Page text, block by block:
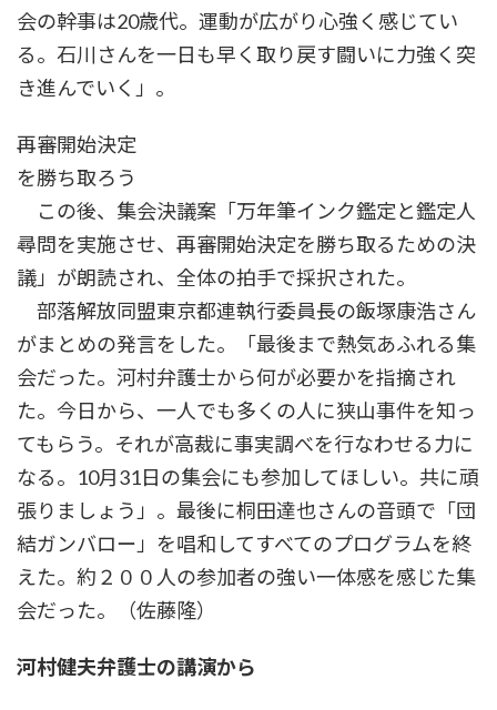
会の幹事は20歳代。運動が広がり心強く感じてい
る。石川さんを一日も早く取り戻す闘いに力強く突
き進んでいく」。
再審開始決定
を勝ち取ろう
この後、集会決議案「万年筆インク鑑定と鑑定人
尋問を実施させ、再審開始決定を勝ち取るための決
議」が朗読され、全体の拍手で採択された。
部落解放同盟東京都連執行委員長の飯塚康浩さん
がまとめの発言をした。「最後まで熱気あふれる集
会だった。河村弁護士から何が必要かを指摘され
た。今日から、一人でも多くの人に狭山事件を知っ
てもらう。それが高裁に事実調べを行なわせる力に
なる。10月31日の集会にも参加してほしい。共に頑
張りましょう」。最後に桐田達也さんの音頭で「団
結ガンバロー」を唱和してすべてのプログラムを終
えた。約２００人の参加者の強い一体感を感じた集
会だった。（佐藤隆）
河村健夫弁護士の講演から